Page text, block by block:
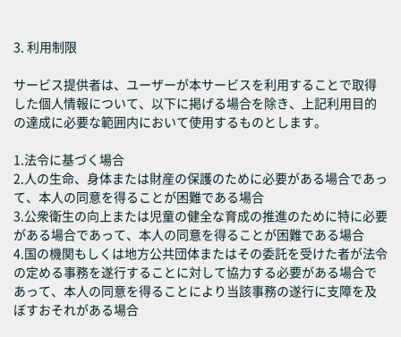
3. 利用制限
サービス提供者は、ユーザーが本サービスを利用することで取得
した個人情報について、以下に掲げる場合を除き、上記利用目的
の達成に必要な範囲内において使用するものとします。
1.法令に基づく場合
2.人の生命、身体または財産の保護のために必要がある場合であっ
て、本人の同意を得ることが困難である場合
3.公衆衛生の向上または児童の健全な育成の推進のために特に必要
がある場合であって、本人の同意を得ることが困難である場合
4.国の機関もしくは地方公共団体またはその委託を受けた者が法令
の定める事務を遂行することに対して協力する必要がある場合で
あって、本人の同意を得ることにより当該事務の遂行に支障を及
ぼすおそれがある場合